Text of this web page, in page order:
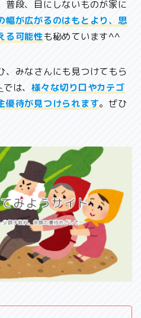
普段、目にしないものが家に
幅が広がるのはもとより、思
る可能性も秘めています^^
、みなさんにも見つけてもら
では、様々な切り口やカテゴ
優待が見つけられます。ぜひ